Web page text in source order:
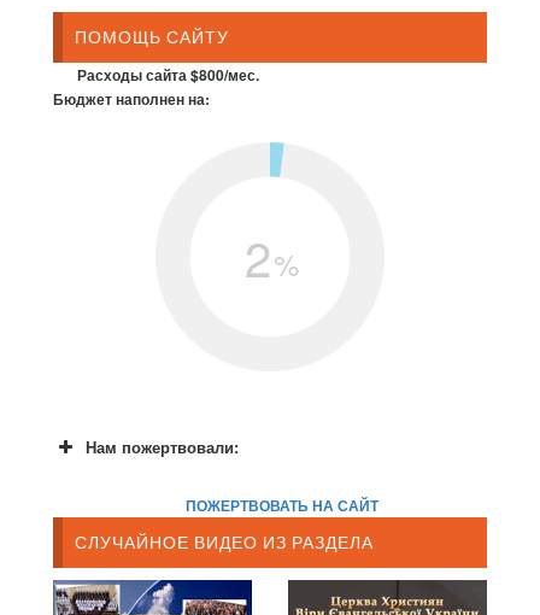
ПОМОЩЬ САЙТУ
Расходы сайта $800/мес.
Бюджет наполнен на:
2%
Нам пожертвовали:
ПОЖЕРТВОВАТЬ НА САЙТ
СЛУЧАЙНОЕ ВИДЕО ИЗ РАЗДЕЛА